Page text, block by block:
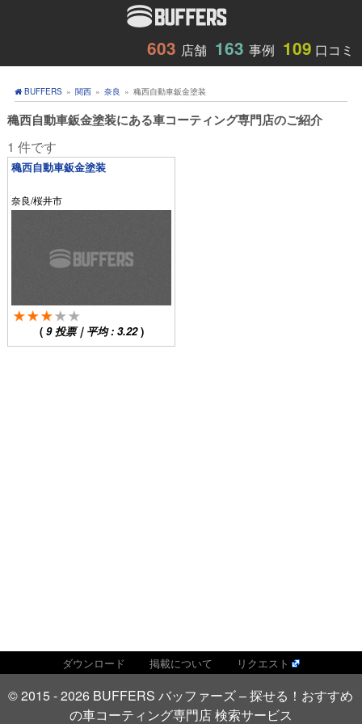
603 店舗 163 事例 109 口コミ
BUFFERS » 関西 » 奈良 » 穐西自動車鈑金塗装
穐西自動車鈑金塗装にある車コーティング専門店のご紹介
1 件です
穐西自動車鈑金塗装
奈良/桜井市
( 9投票｜平均 : 3.22)
ダウンロード 掲載について リクエスト
© 2015 - 2026 BUFFERS バッファーズ – 探せる！おすすめ
の車コーティング専門店 検索サービス